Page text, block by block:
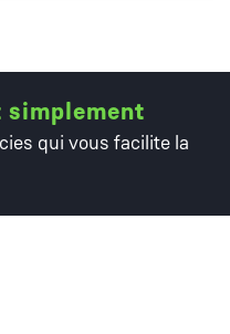
qui vous facilite la